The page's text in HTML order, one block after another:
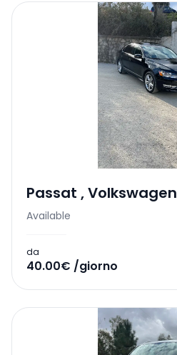
Passat ,Volkswagen
Available
da
40.00€ /giorno